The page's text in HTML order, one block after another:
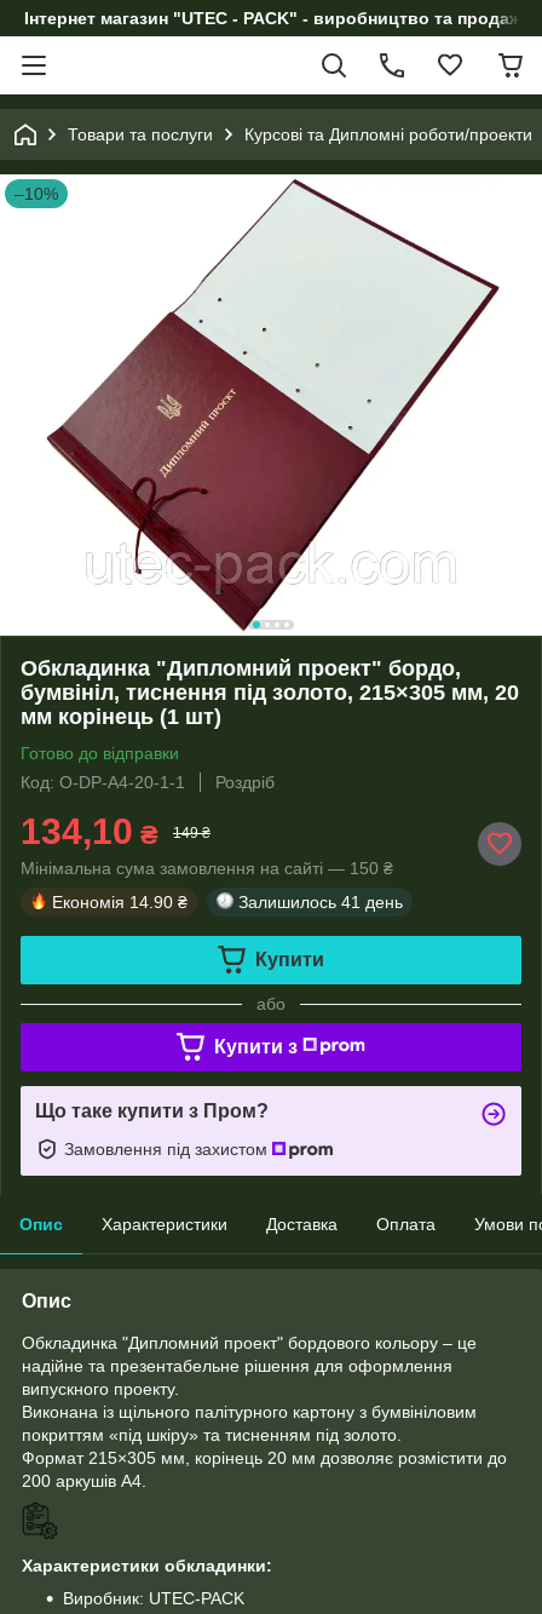
Інтернет магазин "UTEC - PACK" - виробництво та продаж
Товари та послуги Курсові та Дипломні роботи/проекти
–10%
Обкладинка "Дипломний проект" бордо,
бумвініл, тиснення під золото, 215×305 мм, 20
мм корінець (1 шт)
Готово до відправки
Код: O-DP-А4-20-1-1
Роздріб
134,10 ₴ 149 ₴
Мінімальна сума замовлення на сайті — 150 ₴
Економія 14.90 ₴ Залишилось 41 день
Купити
або
Купити з
Що таке купити з Пром?
Замовлення під захистом
Опис Характеристики Доставка Оплата Умови
Опис
Обкладинка "Дипломний проект" бордового кольору – це
надійне та презентабельне рішення для оформлення
випускного проекту.
Виконана із щільного палітурного картону з бумвініловим
покриттям «під шкіру» та тисненням під золото.
Формат 215×305 мм, корінець 20 мм дозволяє розмістити до
200 аркушів A4.
Характеристики обкладинки:
Виробник: UTEC-PACK